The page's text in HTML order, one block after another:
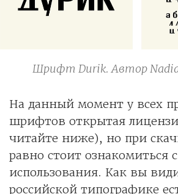
Шрифт Durik. Автор Nadia
На данный момент у всех
шрифтов открытая
читайте ниже), но при
равно стоит ознакомиться
использования. Как вы
российской типографике